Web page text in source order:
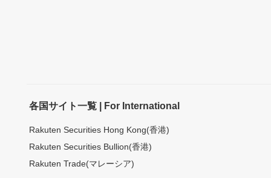
各国サイト一覧 | For International
Rakuten Securities Hong Kong(香港)
Rakuten Securities Bullion(香港)
Rakuten Trade(マレーシア)